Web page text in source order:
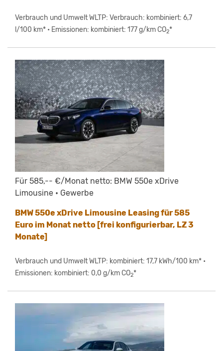
Verbrauch und Umwelt WLTP: Verbrauch: kombiniert: 6,7
l/100 km* • Emissionen: kombiniert: 177 g/km CO2*
Für 585,-- €/Monat netto: BMW 550e xDrive
Limousine • Gewerbe
BMW 550e xDrive Limousine Leasing für 585
Euro im Monat netto [frei konfigurierbar, LZ 3
Monate]
Verbrauch und Umwelt WLTP: kombiniert: 17,7 kWh/100 km* •
Emissionen: kombiniert: 0,0 g/km CO2*